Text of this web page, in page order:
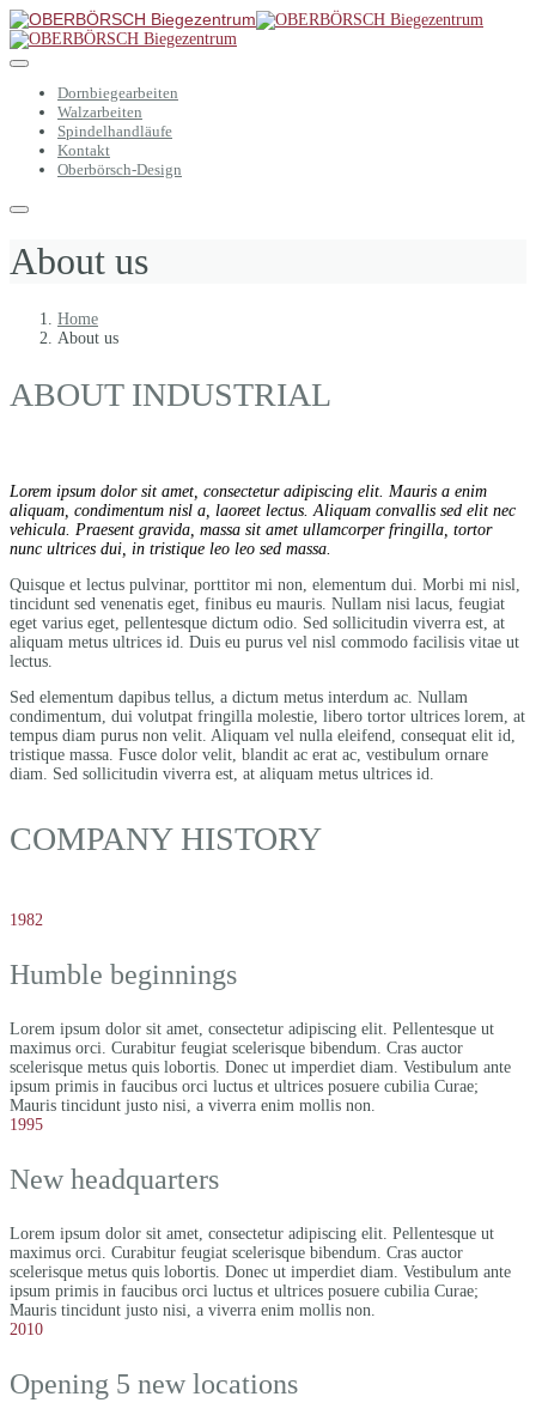
Dornbiegearbeiten
Walzarbeiten
Spindelhandläufe
Kontakt
Oberbörsch-Design
About us
Home
About us
ABOUT INDUSTRIAL
Lorem ipsum dolor sit amet, consectetur adipiscing elit. Mauris a enim
aliquam, condimentum nisl a, laoreet lectus. Aliquam convallis sed elit nec
vehicula. Praesent gravida, massa sit amet ullamcorper fringilla, tortor
nunc ultrices dui, in tristique leo leo sed massa.
Quisque et lectus pulvinar, porttitor mi non, elementum dui. Morbi mi nisl,
tincidunt sed venenatis eget, finibus eu mauris. Nullam nisi lacus, feugiat
eget varius eget, pellentesque dictum odio. Sed sollicitudin viverra est, at
aliquam metus ultrices id. Duis eu purus vel nisl commodo facilisis vitae ut
lectus.
Sed elementum dapibus tellus, a dictum metus interdum ac. Nullam
condimentum, dui volutpat fringilla molestie, libero tortor ultrices lorem, at
tempus diam purus non velit. Aliquam vel nulla eleifend, consequat elit id,
tristique massa. Fusce dolor velit, blandit ac erat ac, vestibulum ornare
diam. Sed sollicitudin viverra est, at aliquam metus ultrices id.
COMPANY HISTORY
1982
Humble beginnings
Lorem ipsum dolor sit amet, consectetur adipiscing elit. Pellentesque ut
maximus orci. Curabitur feugiat scelerisque bibendum. Cras auctor
scelerisque metus quis lobortis. Donec ut imperdiet diam. Vestibulum ante
ipsum primis in faucibus orci luctus et ultrices posuere cubilia Curae;
Mauris tincidunt justo nisi, a viverra enim mollis non.
1995
New headquarters
Lorem ipsum dolor sit amet, consectetur adipiscing elit. Pellentesque ut
maximus orci. Curabitur feugiat scelerisque bibendum. Cras auctor
scelerisque metus quis lobortis. Donec ut imperdiet diam. Vestibulum ante
ipsum primis in faucibus orci luctus et ultrices posuere cubilia Curae;
Mauris tincidunt justo nisi, a viverra enim mollis non.
2010
Opening 5 new locations